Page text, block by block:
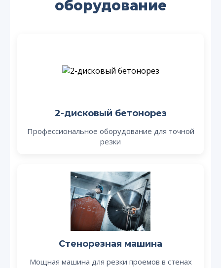
оборудование
2-дисковый бетонорез
Профессиональное оборудование для точной
резки
Стенорезная машина
Мощная машина для резки проемов в стенах